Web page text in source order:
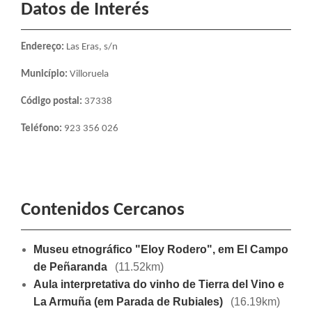
Datos de Interés
Endereço: Las Eras, s/n
Município: Villoruela
Código postal: 37338
Teléfono: 923 356 026
Contenidos Cercanos
Museu etnográfico "Eloy Rodero", em El Campo
de Peñaranda
(11.52km)
Aula interpretativa do vinho de Tierra del Vino e
La Armuña (em Parada de Rubiales)
(16.19km)